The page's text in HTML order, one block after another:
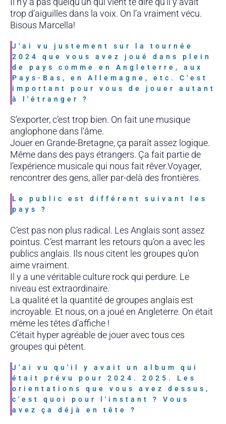
trop d’aiguilles dans la voix. On l’a vraiment vécu.
Bisous Marcella!
J'ai vu justement sur la tournée
2024 que vous avez joué dans plein
de pays comme en Angleterre, aux
Pays-Bas, en Allemagne, etc. C'est
important pour vous de jouer autant
à l'étranger ?
S’exporter, c’est trop bien. On fait une musique
anglophone dans l’âme.
Jouer en Grande-Bretagne, ça paraît assez logique.
Même dans des pays étrangers. Ça fait partie de
l’expérience musicale qui nous fait rêver.Voyager,
rencontrer des gens, aller par-delà des frontières.
Le public est différent suivant les
pays ?
C’est pas non plus radical. Les Anglais sont assez
pointus. C’est marrant les retours qu’on a avec les
publics anglais. Ils nous citent les groupes qu’on
aime vraiment.
Il y a une véritable culture rock qui perdure. Le
niveau est extraordinaire.
La qualité et la quantité de groupes anglais est
incroyable. Et nous, on a joué en Angleterre. On était
même les têtes d’affiche !
C’était hyper agréable de jouer avec tous ces
groupes qui pètent.
J'ai vu qu'il y avait un album qui
était prévu pour 2024. 2025. Les
orientations que vous avez dessus,
c'est quoi pour l'instant ? Vous
avez ça déjà en tête ?